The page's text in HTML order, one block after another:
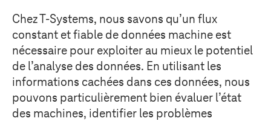
ChezT-Systems, nous savons qu’un flux
constant et fiable de données machine est
nécessaire pour exploiter au mieux le potentiel
de l’analyse des données. En utilisant les
informations cachées dans ces données, nous
pouvons particulièrement bien évaluer l’état
des machines, identifier les problèmes